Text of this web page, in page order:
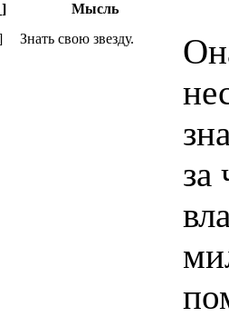
Мысль
Знать свою звезду.
за